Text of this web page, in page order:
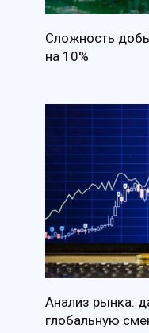
Сложность
на 10%
Анализ рынка:
глобальную